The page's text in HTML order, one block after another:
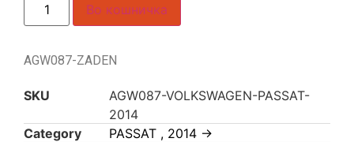
Во кошничка
AGW087-ZADEN
SKU
AGW087-VOLKSWAGEN-PASSAT-
2014
Category
PASSAT , 2014 ->